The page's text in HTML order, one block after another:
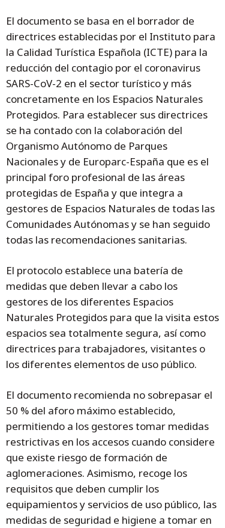
El documento se basa en el borrador de
directrices establecidas por el Instituto para
la Calidad Turística Española (ICTE) para la
reducción del contagio por el coronavirus
SARS-CoV-2 en el sector turístico y más
concretamente en los Espacios Naturales
Protegidos. Para establecer sus directrices
se ha contado con la colaboración del
Organismo Autónomo de Parques
Nacionales y de Europarc-España que es el
principal foro profesional de las áreas
protegidas de España y que integra a
gestores de Espacios Naturales de todas las
Comunidades Autónomas y se han seguido
todas las recomendaciones sanitarias.
El protocolo establece una batería de
medidas que deben llevar a cabo los
gestores de los diferentes Espacios
Naturales Protegidos para que la visita estos
espacios sea totalmente segura, así como
directrices para trabajadores, visitantes o
los diferentes elementos de uso público.
El documento recomienda no sobrepasar el
50 % del aforo máximo establecido,
permitiendo a los gestores tomar medidas
restrictivas en los accesos cuando considere
que existe riesgo de formación de
aglomeraciones. Asimismo, recoge los
requisitos que deben cumplir los
equipamientos y servicios de uso público, las
medidas de seguridad e higiene a tomar en